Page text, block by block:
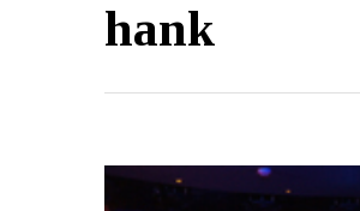
hank